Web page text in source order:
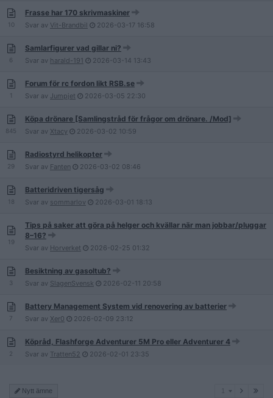
10
Frasse har 170 skrivmaskiner
Svar av Vit-Brandbil 2026-03-17 16:58
6
Samlarfigurer vad gillar ni?
Svar av harald-191 2026-03-14 13:43
1
Forum för rc fordon likt RSB.se
Svar av Jumpjet 2026-03-05 22:30
845
Köpa drönare [Samlingstråd för frågor om drönare. /Mod]
Svar av Xtacy 2026-03-02 10:59
29
Radiostyrd helikopter
Svar av Fanten 2026-03-02 08:46
18
Batteridriven tigersåg
Svar av sommarlov 2026-03-01 18:13
19
Tips på saker att göra på helger och kvällar när man jobbar/pluggar
8–16?
Svar av Horverket 2026-02-25 01:32
3
Besiktning av gasoltub?
Svar av SlagenSvensk 2026-02-11 20:58
7
Battery Management System vid renovering av batterier
Svar av Xer0 2026-02-09 23:12
2
Köpråd, Flashforge Adventurer 5M Pro eller Adventurer 4
Svar av Tratten52 2026-02-01 23:35
Nytt ämne